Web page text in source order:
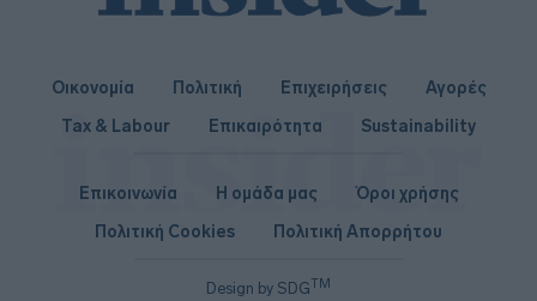
Οικονομία Πολιτική Επιχειρήσεις
Αγορές
Tax & Labour
Επικαιρότητα Sustainability
Design by SDGTM
Επικοινωνία Η ομάδα μας
Όροι χρήσης
Πολιτική Cookies
Πολιτική Απορρήτου